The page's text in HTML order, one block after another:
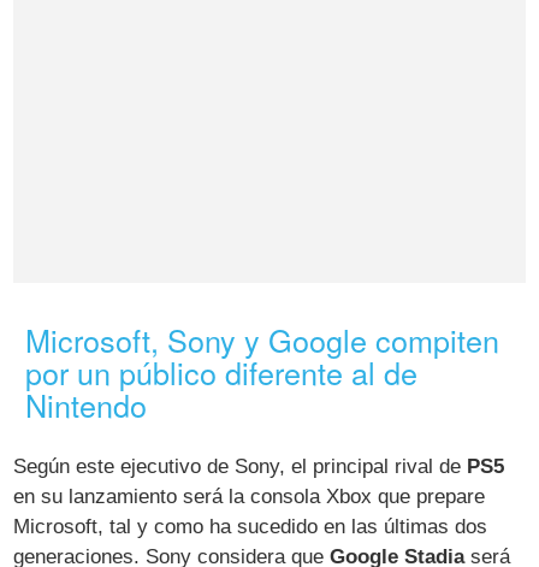
Microsoft, Sony y Google compiten
por un público diferente al de
Nintendo
Según este ejecutivo de Sony, el principal rival de PS5
en su lanzamiento será la consola Xbox que prepare
Microsoft, tal y como ha sucedido en las últimas dos
generaciones. Sony considera queGoogle Stadiaserá